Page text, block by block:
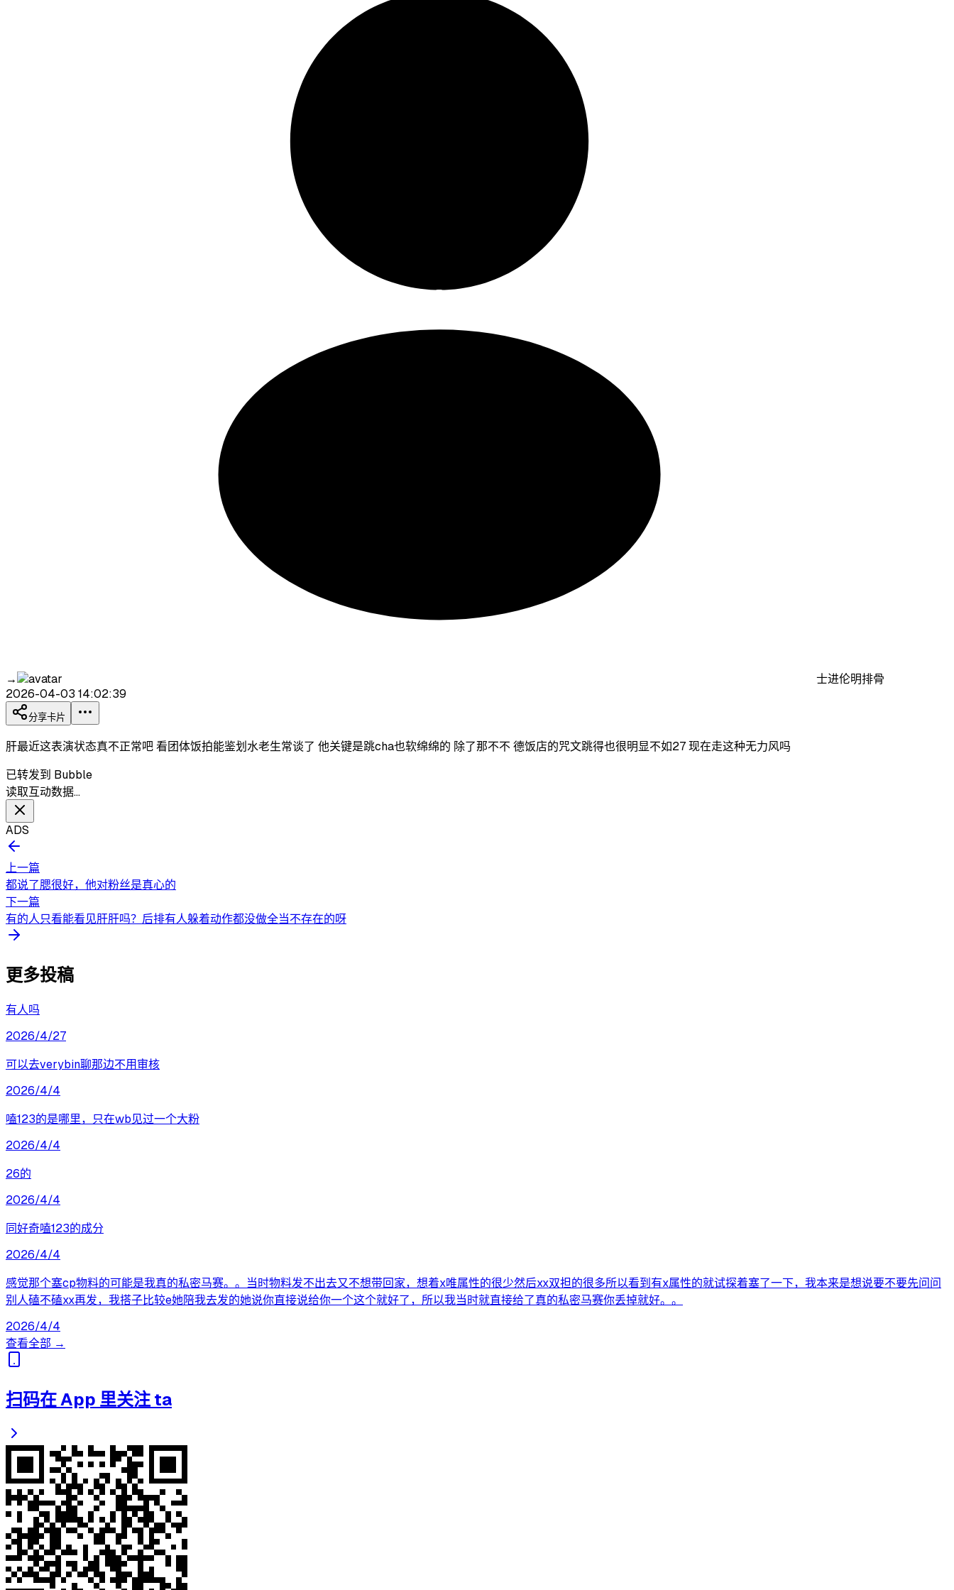
→
士进伦明排骨
2026-04-03 14:02:39
分享卡片
肝最近这表演状态真不正常吧 看团体饭拍能鉴划水老生常谈了 他关键是跳cha也软绵绵的 除了那不不 德饭店的咒文跳得也很明显不如27 现在走这种无力风吗
已转发到 Bubble
读取互动数据…
ADS
上一篇
都说了腮很好，他对粉丝是真心的
下一篇
有的人只看能看见肝肝吗？后排有人躲着动作都没做全当不存在的呀
更多投稿
有人吗
2026/4/27
可以去verybin聊那边不用审核
2026/4/4
嗑123的是哪里，只在wb见过一个大粉
2026/4/4
26的
2026/4/4
同好奇嗑123的成分
2026/4/4
感觉那个塞cp物料的可能是我真的私密马赛。。当时物料发不出去又不想带回家，想着x唯属性的很少然后xx双担的很多所以看到有x属性的就试探着塞了一下，我本来是想说要不要先问问
别人磕不磕xx再发，我搭子比较e她陪我去发的她说你直接说给你一个这个就好了，所以我当时就直接给了真的私密马赛你丢掉就好。。
2026/4/4
查看全部 →
扫码在 App 里关注 ta